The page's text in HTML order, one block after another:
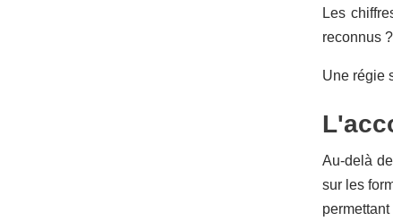
Les
reconnus
Une régie
Au-delà
sur les